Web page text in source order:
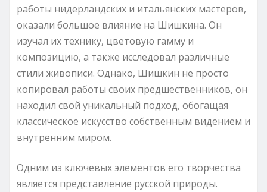
работы нидерландских и итальянских мастеров,
оказали большое влияние на Шишкина. Он
изучал их технику, цветовую гамму и
композицию, а также исследовал различные
стили живописи. Однако, Шишкин не просто
копировал работы своих предшественников, он
находил свой уникальный подход, обогащая
классическое искусство собственным видением и
внутренним миром.
Одним из ключевых элементов его творчества
является представление русской природы.